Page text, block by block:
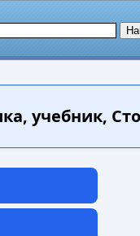
учебник,